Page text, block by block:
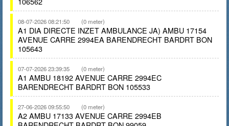
08-07-2026 08:21:50 (0 meter)
A1 DIA DIRECTE INZET AMBULANCE JA) AMBU 17154
AVENUE CARRE 2994EA BARENDRECHT BARDRT BON
105643
07-07-2026 23:39:35 (0 meter)
A1 AMBU 18192 AVENUE CARRE 2994EC
BARENDRECHT BARDRT BON 105533
27-06-2026 09:55:50 (0 meter)
A2 AMBU 17133 AVENUE CARRE 2994EB